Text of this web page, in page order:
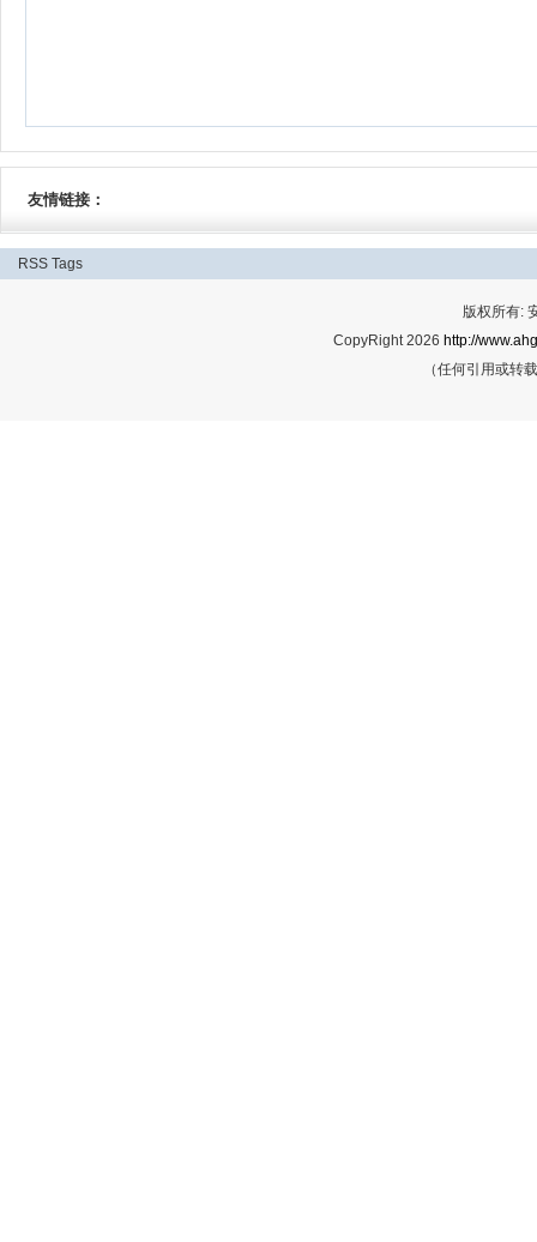
友情链接：
RSS Tags
版权所有:
CopyRight 2026 http://
（任何引用或转